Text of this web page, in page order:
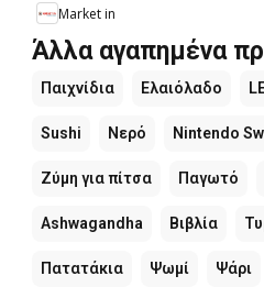
Market in
Άλλα αγαπημένα
Παιχνίδια Ελαιόλαδο
Sushi Νερό Nintendo
Ζύμη για πίτσα Παγωτό
Ashwagandha Βιβλία
Πατατάκια Ψωμί Ψάρι